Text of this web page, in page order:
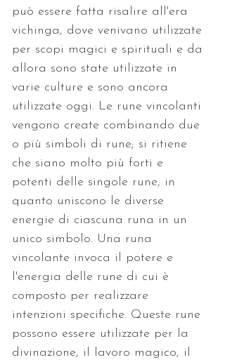
può essere fatta risalire all'era
vichinga, dove venivano utilizzate
per scopi magici e spirituali e da
allora sono state utilizzate in
varie culture e sono ancora
utilizzate oggi. Le rune vincolanti
vengono create combinando due
o più simboli di rune; si ritiene
che siano molto più forti e
potenti delle singole rune, in
quanto uniscono le diverse
energie di ciascuna runa in un
unico simbolo. Una runa
vincolante invoca il potere e
l'energia delle rune di cui è
composto per realizzare
intenzioni specifiche. Queste rune
possono essere utilizzate per la
divinazione, il lavoro magico, il